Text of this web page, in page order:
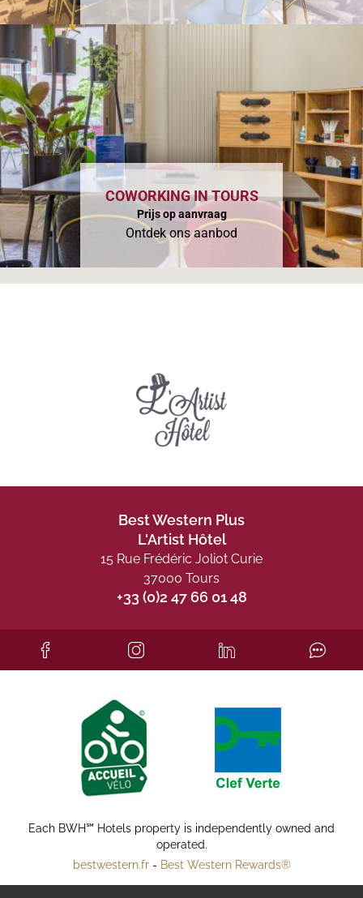
COWORKING IN TOURS
Prijs op aanvraag
Ontdek ons aanbod
Best Western Plus
L'Artist Hôtel
15 Rue Frédéric Joliot Curie
37000 Tours
+33 (0)2 47 66 01 48
Each BWH℠ Hotels property is independently owned and
operated.
bestwestern.fr- Best Western Rewards®